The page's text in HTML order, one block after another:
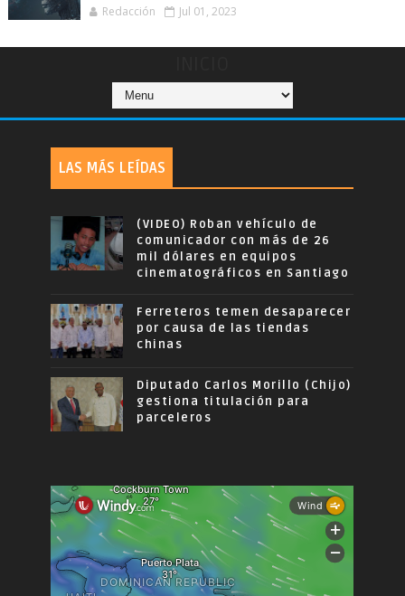
Redacción Jul 01, 2023
LAS MÁS LEÍDAS
(VIDEO) Roban vehículo de
comunicador con más de 26
mil dólares en equipos
cinematográficos en Santiago
Ferreteros temen desaparecer
por causa de las tiendas
chinas
Diputado Carlos Morillo (Chijo)
gestiona titulación para
parceleros